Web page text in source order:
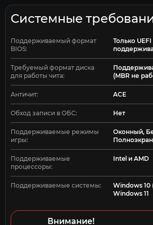
Системные
Поддерживаемый формат
BIOS:
Только
Требуемый формат диска
для работы чита:
(MBR не
Античит: ACE
Обход записи в ОБС: Нет
Поддерживаемые режимы
игры:
Оконный,
Поддерживаемые
процессоры:
Intel и AMD
Поддерживаемые системы:
Windows 10
Windows 11
Внимание!